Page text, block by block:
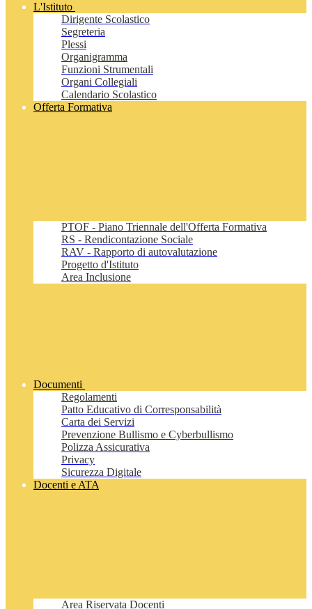
L'Istituto
Dirigente Scolastico
Segreteria
Plessi
Organigramma
Funzioni Strumentali
Organi Collegiali
Calendario Scolastico
Offerta Formativa
PTOF - Piano Triennale dell'Offerta Formativa
RS - Rendicontazione Sociale
RAV - Rapporto di autovalutazione
Progetto d'Istituto
Area Inclusione
Documenti
Regolamenti
Patto Educativo di Corresponsabilità
Carta dei Servizi
Prevenzione Bullismo e Cyberbullismo
Polizza Assicurativa
Privacy
Sicurezza Digitale
Docenti e ATA
Area Riservata Docenti